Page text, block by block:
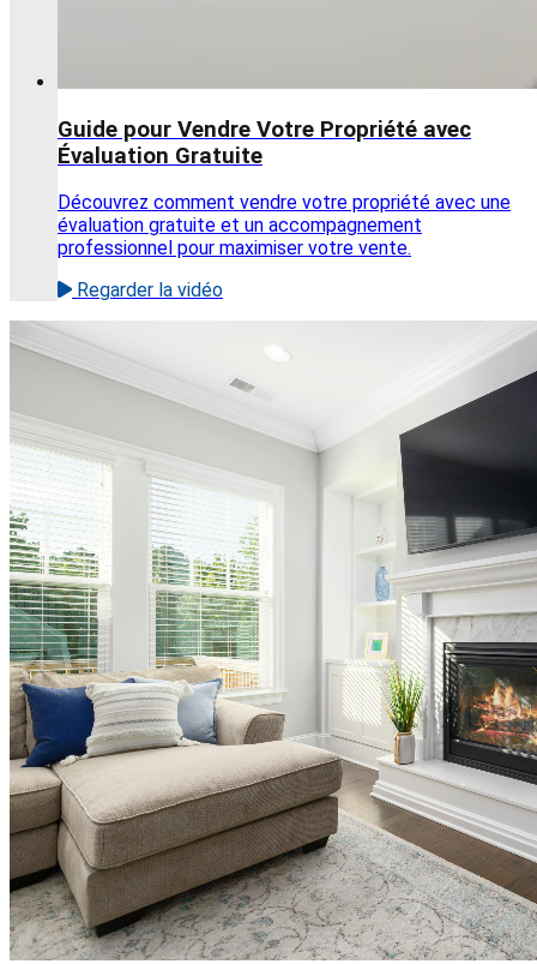
Guide pour Vendre Votre Propriété avec
Évaluation Gratuite
Découvrez comment vendre votre propriété avec une
évaluation gratuite et un accompagnement
professionnel pour maximiser votre vente.
Regarder la vidéo